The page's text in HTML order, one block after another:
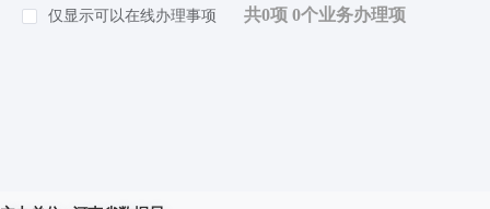
仅显示可以在线办理事项 共0项 0个业务办理项